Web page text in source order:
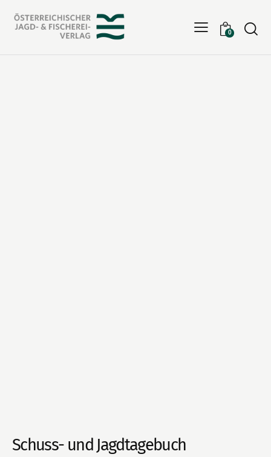
0
Schuss- und Jagdtagebuch